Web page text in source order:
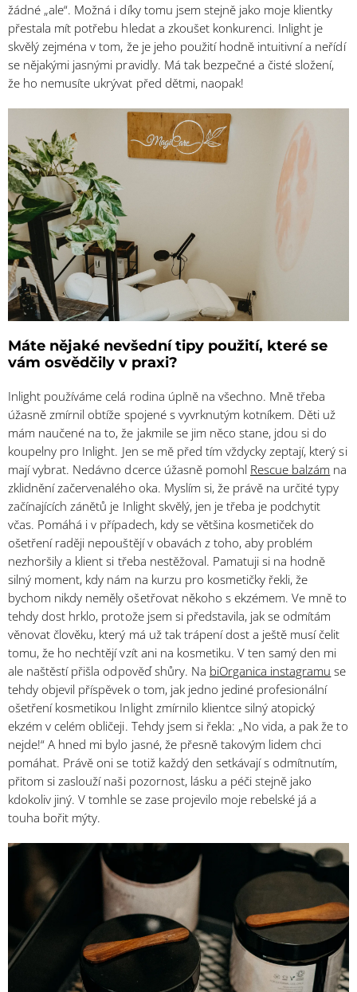
žádné „ale“. Možná i díky tomu jsem stejně jako moje klientky
přestala mít potřebu hledat a zkoušet konkurenci. Inlight je
skvělý zejména v tom, že je jeho použití hodně intuitivní a neřídí
se nějakými jasnými pravidly. Má tak bezpečné a čisté složení,
že ho nemusíte ukrývat před dětmi, naopak!
Máte nějaké nevšední tipy použití, které se
vám osvědčily v praxi?
Inlight používáme celá rodina úplně na všechno. Mně třeba
úžasně zmírnil obtíže spojené s vyvrknutým kotníkem. Děti už
mám naučené na to, že jakmile se jim něco stane, jdou si do
koupelny pro Inlight. Jen se mě před tím vždycky zeptají, který si
mají vybrat. Nedávno dcerce úžasně pomohl Rescue balzám na
zklidnění začervenalého oka. Myslím si, že právě na určité typy
začínajících zánětů je Inlight skvělý, jen je třeba je podchytit
včas. Pomáhá i v případech, kdy se většina kosmetiček do
ošetření raději nepouštějí v obavách z toho, aby problém
nezhoršily a klient si třeba nestěžoval. Pamatuji si na hodně
silný moment, kdy nám na kurzu pro kosmetičky řekli, že
bychom nikdy neměly ošetřovat někoho s ekzémem. Ve mně to
tehdy dost hrklo, protože jsem si představila, jak se odmítám
věnovat člověku, který má už tak trápení dost a ještě musí čelit
tomu, že ho nechtějí vzít ani na kosmetiku. V ten samý den mi
ale naštěstí přišla odpověď shůry. Na biOrganica instagramu se
tehdy objevil příspěvek o tom, jak jedno jediné profesionální
ošetření kosmetikou Inlight zmírnilo klientce silný atopický
ekzém v celém obličeji. Tehdy jsem si řekla: „No vida, a pak že to
nejde!“ A hned mi bylo jasné, že přesně takovým lidem chci
pomáhat. Právě oni se totiž každý den setkávají s odmítnutím,
přitom si zaslouží naši pozornost, lásku a péči stejně jako
kdokoliv jiný. V tomhle se zase projevilo moje rebelské já a
touha bořit mýty.